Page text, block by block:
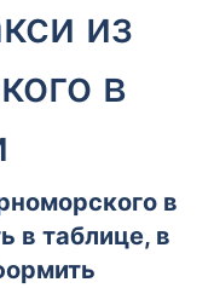
из
в
в
в таблице, в